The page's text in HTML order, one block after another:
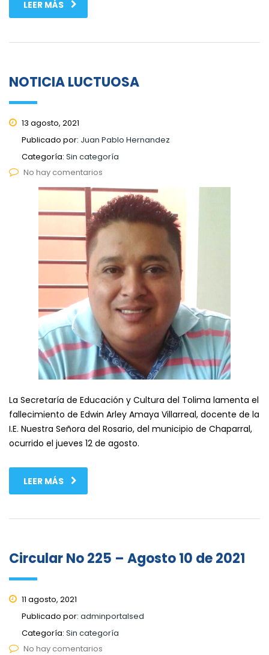
LEER MÁS
NOTICIA LUCTUOSA
13 agosto, 2021
Publicado por: Juan Pablo Hernandez
Categoría: Sin categoría
No hay comentarios
La Secretaría de Educación y Cultura del Tolima lamenta el
fallecimiento de Edwin Arley Amaya Villarreal, docente de la
I.E. Nuestra Señora del Rosario, del municipio de Chaparral,
ocurrido el jueves 12 de agosto.
LEER MÁS
Circular No 225 – Agosto 10 de 2021
11 agosto, 2021
Publicado por: adminportalsed
Categoría: Sin categoría
No hay comentarios